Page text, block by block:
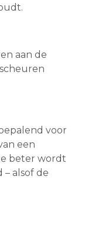
aan de
voor
een
beter wordt
alsof de